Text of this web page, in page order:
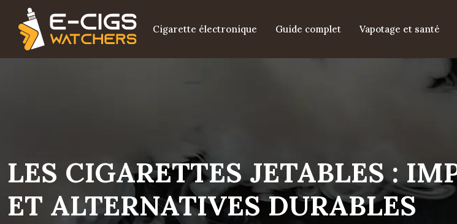
Cigarette électronique Guide complet Vapotage et santé
LES CIGARETTES JETABLES :
ET ALTERNATIVES DURABLES